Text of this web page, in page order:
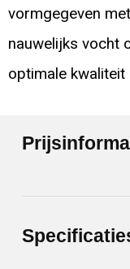
vormgegeven
nauwelijks vocht
optimale kwaliteit